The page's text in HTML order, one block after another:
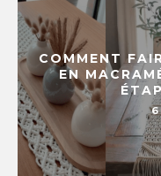
COMMENT
EN
6